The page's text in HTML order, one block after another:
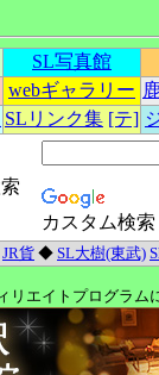
SL写真館
webギャラリー
SLリンク集 [テ]
カスタム検索
JR貨 ◆ SL大樹(東武)
リエイトプログラム